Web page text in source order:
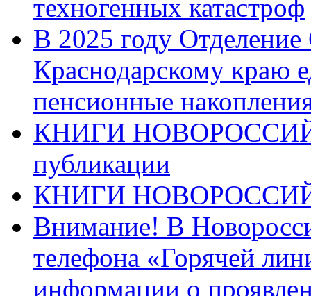
техногенных катастроф
В 2025 году
Краснодарскому краю
пенсионные
КНИГИ
публикации
КНИГИ
Внимание! В
телефона «Горячей
информации о